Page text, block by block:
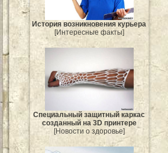
История возникновения курьера
[Интересные факты]
Специальный защитный каркас
созданный на 3D принтере
[Новости о здоровье]